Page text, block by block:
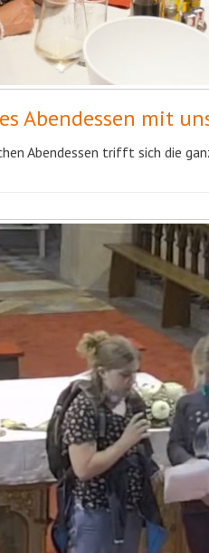
Abendessen mit
Abendessen trifft sich die